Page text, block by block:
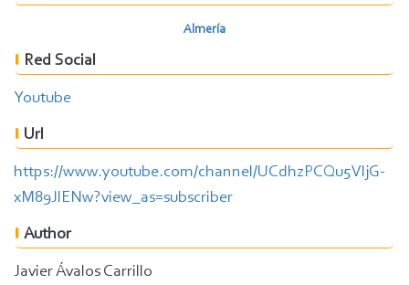
Almería
Red Social
Youtube
Url
https://www.youtube.com/channel/UCdhzPCQu5VljG-
xM89JlENw?view_as=subscriber
Author
Javier Ávalos Carrillo